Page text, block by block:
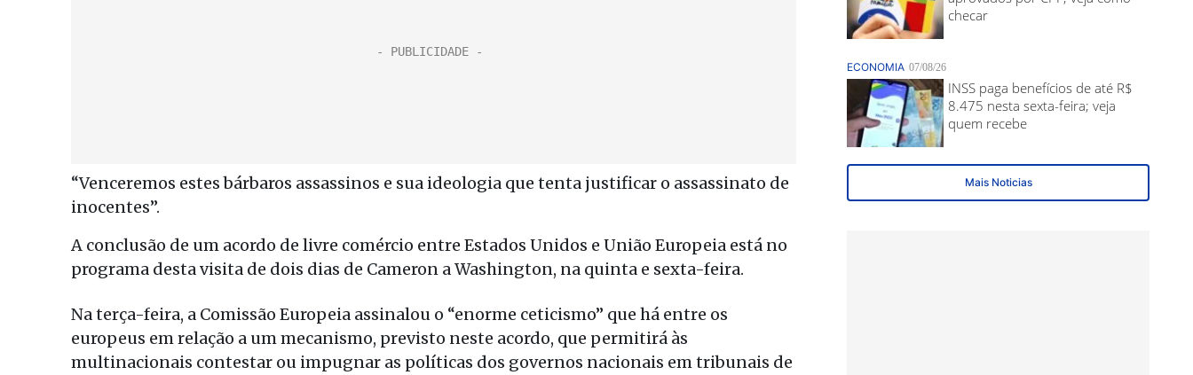
“Venceremos estes bárbaros assassinos e sua ideologia que tenta justificar o assassinato de
inocentes”.
A conclusão de um acordo de livre comércio entre Estados Unidos e União Europeia está no
programa desta visita de dois dias de Cameron a Washington, na quinta e sexta-feira.
Na terça-feira, a Comissão Europeia assinalou o “enorme ceticismo” que há entre os
europeus em relação a um mecanismo, previsto neste acordo, que permitirá às
multinacionais contestar ou impugnar as políticas dos governos nacionais em tribunais de